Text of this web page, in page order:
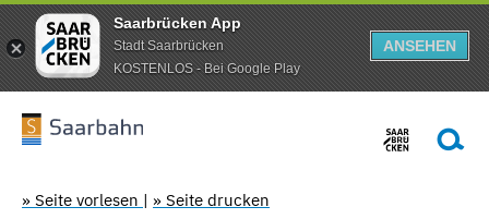
Saarbrücken App
Stadt Saarbrücken
KOSTENLOS - Bei Google Play
ANSEHEN
» Seite vorlesen | » Seite drucken